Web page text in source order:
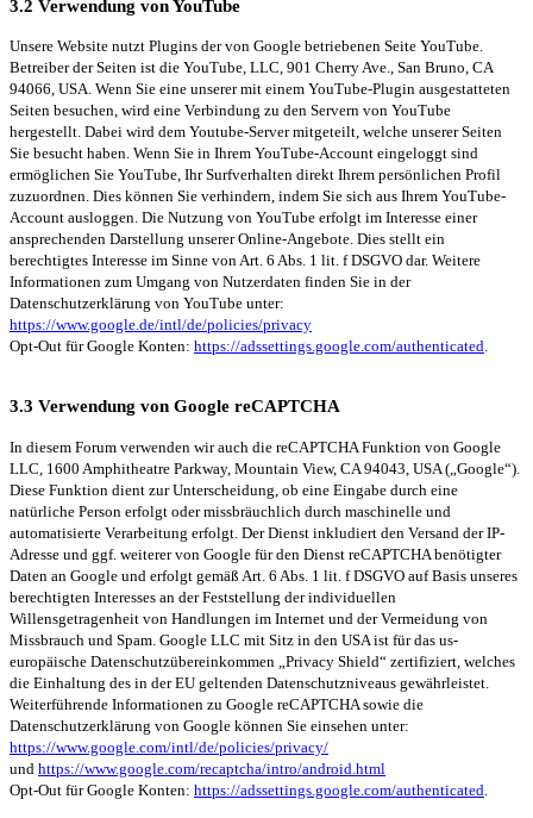
3.2 Verwendung von YouTube
Unsere Website nutzt Plugins der von Google betriebenen Seite YouTube.
Betreiber der Seiten ist die YouTube, LLC, 901 Cherry Ave., San Bruno, CA
94066, USA. Wenn Sie eine unserer mit einem YouTube-Plugin ausgestatteten
Seiten besuchen, wird eine Verbindung zu den Servern von YouTube
hergestellt. Dabei wird dem Youtube-Server mitgeteilt, welche unserer Seiten
Sie besucht haben. Wenn Sie in Ihrem YouTube-Account eingeloggt sind
ermöglichen Sie YouTube, Ihr Surfverhalten direkt Ihrem persönlichen Profil
zuzuordnen. Dies können Sie verhindern, indem Sie sich aus Ihrem YouTube-
Account ausloggen. Die Nutzung von YouTube erfolgt im Interesse einer
ansprechenden Darstellung unserer Online-Angebote. Dies stellt ein
berechtigtes Interesse im Sinne von Art. 6 Abs. 1 lit. f DSGVO dar. Weitere
Informationen zum Umgang von Nutzerdaten finden Sie in der
Datenschutzerklärung von YouTube unter:
https://www.google.de/intl/de/policies/privacy
Opt-Out für Google Konten: https://adssettings.google.com/authenticated.
3.3 Verwendung von Google reCAPTCHA
In diesem Forum verwenden wir auch die reCAPTCHA Funktion von Google
LLC, 1600 Amphitheatre Parkway, Mountain View, CA 94043, USA („Google“).
Diese Funktion dient zur Unterscheidung, ob eine Eingabe durch eine
natürliche Person erfolgt oder missbräuchlich durch maschinelle und
automatisierte Verarbeitung erfolgt. Der Dienst inkludiert den Versand der IP-
Adresse und ggf. weiterer von Google für den Dienst reCAPTCHA benötigter
Daten an Google und erfolgt gemäß Art. 6 Abs. 1 lit. f DSGVO auf Basis unseres
berechtigten Interesses an der Feststellung der individuellen
Willensgetragenheit von Handlungen im Internet und der Vermeidung von
Missbrauch und Spam. Google LLC mit Sitz in den USA ist für das us-
europäische Datenschutzübereinkommen „Privacy Shield“ zertifiziert, welches
die Einhaltung des in der EU geltenden Datenschutzniveaus gewährleistet.
Weiterführende Informationen zu Google reCAPTCHA sowie die
Datenschutzerklärung von Google können Sie einsehen unter:
https://www.google.com/intl/de/policies/privacy/
und https://www.google.com/recaptcha/intro/android.html
Opt-Out für Google Konten: https://adssettings.google.com/authenticated